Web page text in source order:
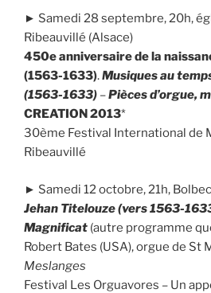
► Samedi 28 septembre, 20h,
Ribeauvillé (Alsace)
450e anniversaire de la
(1563-1633).Musiques au
(1563-1633) –Pièces d’orgue,
CREATION 2013*
30ème Festival International de
Ribeauvillé
► Samedi 12 octobre, 21h,
Jehan Titelouze (vers 1563-
Magnificat (autre programme
Robert Bates (USA), orgue de St
Meslanges
Festival Les Orguavores – Un